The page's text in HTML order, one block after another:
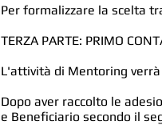
Per formalizzare la scelta
TERZA PARTE: PRIMO
L'attività di Mentoring
Dopo aver raccolto le
e Beneficiario secondo il